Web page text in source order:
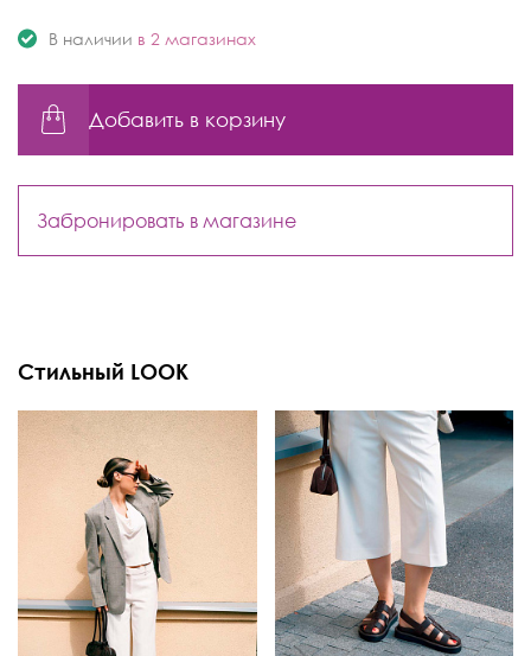
В наличии в 2 магазинах
Добавить в корзину
Забронировать в магазине
Стильный LOOK